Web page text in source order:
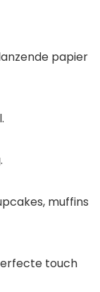
papier
muffins
touch